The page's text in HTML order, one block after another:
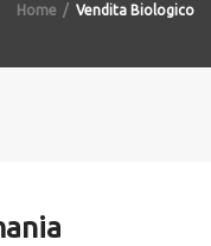
Home Vendita Biologico